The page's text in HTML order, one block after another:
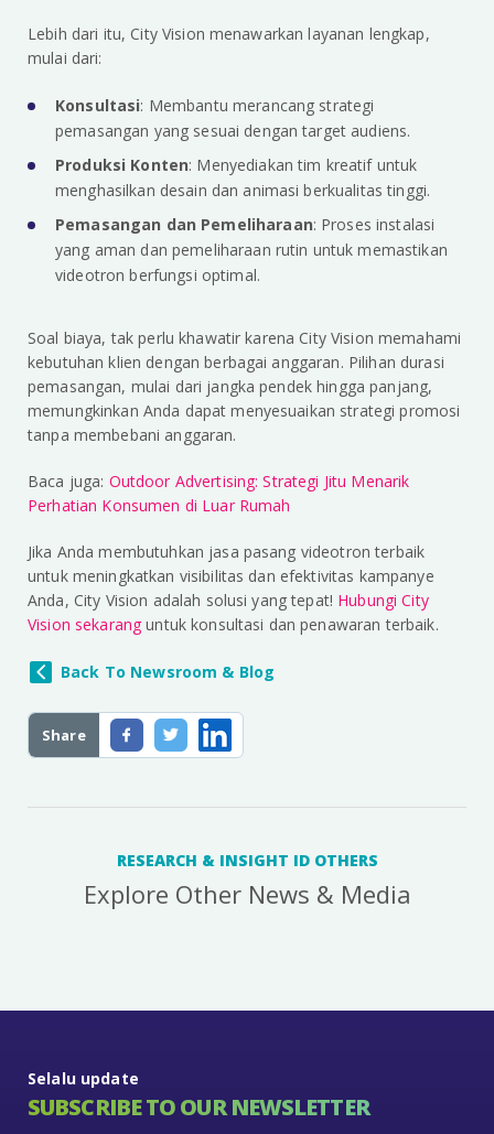
Share
Lebih dari itu, City Vision menawarkan layanan lengkap,
mulai dari:
Konsultasi: Membantu merancang strategi
pemasangan yang sesuai dengan target audiens.
Produksi Konten: Menyediakan tim kreatif untuk
menghasilkan desain dan animasi berkualitas tinggi.
Pemasangan dan Pemeliharaan: Proses instalasi
yang aman dan pemeliharaan rutin untuk memastikan
videotron berfungsi optimal.
Soal biaya, tak perlu khawatir karena City Vision memahami
kebutuhan klien dengan berbagai anggaran. Pilihan durasi
pemasangan, mulai dari jangka pendek hingga panjang,
memungkinkan Anda dapat menyesuaikan strategi promosi
tanpa membebani anggaran.
Baca juga: Outdoor Advertising: Strategi Jitu Menarik
Perhatian Konsumen di Luar Rumah
Jika Anda membutuhkan jasa pasang videotron terbaik
untuk meningkatkan visibilitas dan efektivitas kampanye
Anda, City Vision adalah solusi yang tepat! Hubungi City
Vision sekarang untuk konsultasi dan penawaran terbaik.
Back To Newsroom & Blog
RESEARCH & INSIGHT ID OTHERS
Explore Other News & Media
Selalu update
SUBSCRIBE TO OUR NEWSLETTER